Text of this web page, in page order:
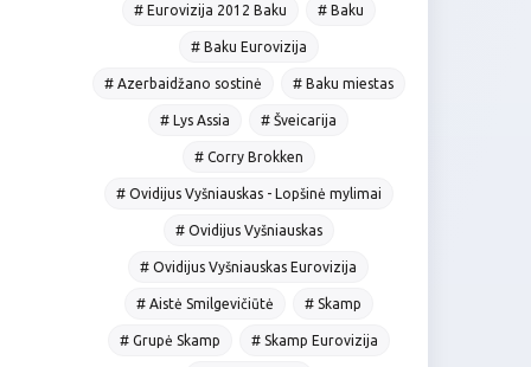
# Eurovizija 2012 Baku # Baku
# Baku Eurovizija
# Azerbaidžano sostinė # Baku miestas
# Lys Assia # Šveicarija
# Corry Brokken
# Ovidijus Vyšniauskas - Lopšinė mylimai
# Ovidijus Vyšniauskas
# Ovidijus Vyšniauskas Eurovizija
# Aistė Smilgevičiūtė # Skamp
# Grupė Skamp # Skamp Eurovizija